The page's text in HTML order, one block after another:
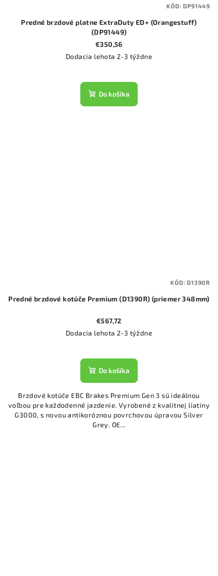
Predné brzdové platne ExtraDuty ED+ (Orangestuff)
(DP91449)
€350,56
Dodacia lehota 2-3 týždne
Do košíka
KÓD:DP91449
Predné brzdové kotúče Premium (D1390R) (priemer 348mm)
€567,72
Dodacia lehota 2-3 týždne
Do košíka
Brzdové kotúče EBC Brakes Premium Gen 3 sú ideálnou
voľbou pre každodenné jazdenie. Vyrobené z kvalitnej liatiny
G3000, s novou antikoróznou povrchovou úpravou Silver
Grey. OE...
KÓD:D1390R